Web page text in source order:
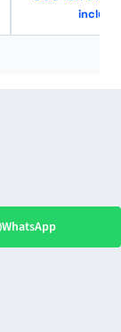
inclus
WhatsApp